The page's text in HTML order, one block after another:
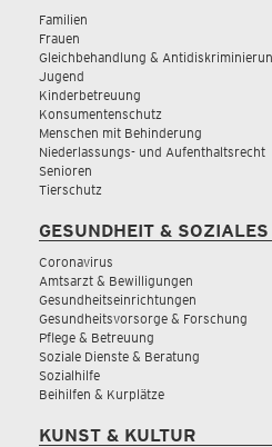
Familien
Frauen
Gleichbehandlung &
Jugend
Kinderbetreuung
Konsumentenschutz
Menschen mit Behinderung
Niederlassungs- und Aufenthaltsrecht
Senioren
Tierschutz
GESUNDHEIT & SOZIALES
Coronavirus
Amtsarzt & Bewilligungen
Gesundheitseinrichtungen
Gesundheitsvorsorge & Forschung
Pflege & Betreuung
Soziale Dienste & Beratung
Sozialhilfe
Beihilfen & Kurplätze
KUNST & KULTUR